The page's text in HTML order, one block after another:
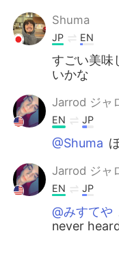
Shuma
JP EN
すごい美味
いかな
Jarrod ジャ
EN JP
@Shuma
Jarrod ジャ
EN JP
@みすてや
never